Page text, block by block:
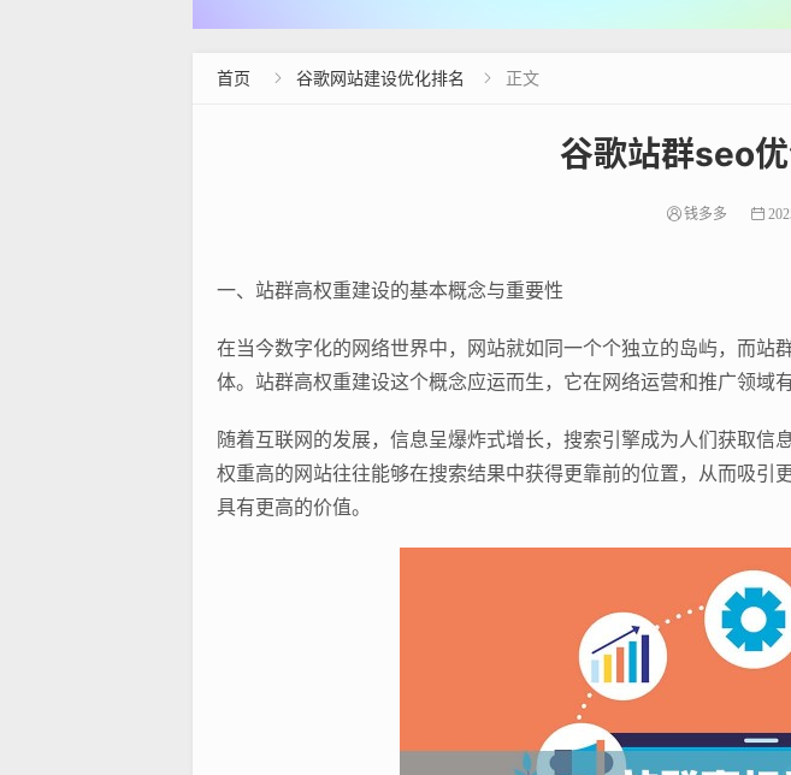
首页  谷歌网站建设优化排名  正文
谷歌站群seo
钱多多
一、站群高权重建设的基本概念与重要性
在当今数字化的网络世界中，网站就如同一个个独立的岛屿，而
体。站群高权重建设这个概念应运而生，它在网络运营和推广领域
随着互联网的发展，信息呈爆炸式增长，搜索引擎成为人们获取信
权重高的网站往往能够在搜索结果中获得更靠前的位置，从而吸
具有更高的价值。